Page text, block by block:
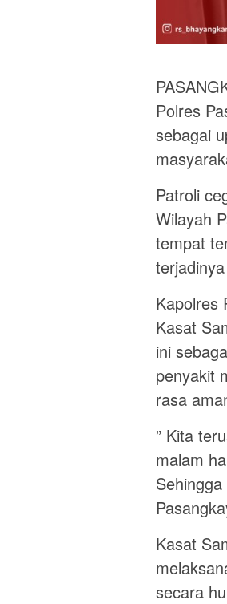
Polres
sebagai
Patroli
Wilayah
tempat
Kapolres
Kasat
ini
penyakit
rasa
” Kita
malam
Kasat
secara